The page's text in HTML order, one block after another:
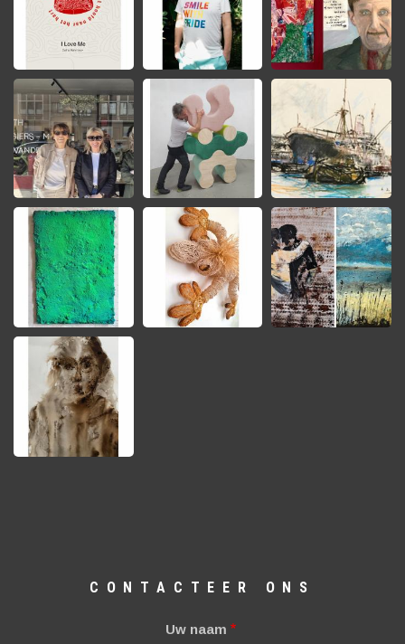
CONTACTEER ONS
Uw naam